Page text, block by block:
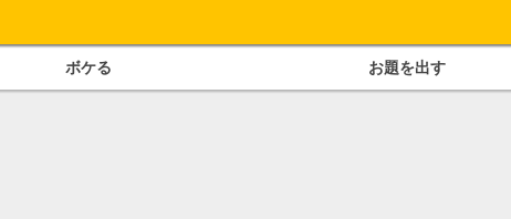
ボケる お題を出す